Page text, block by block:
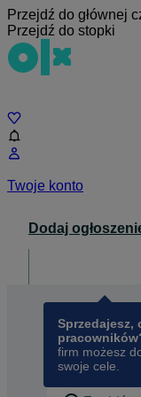
Przejdź do głównej
Przejdź do stopki
Twoje konto
Dodaj
Sprzedajesz,
firm możesz
swoje cele.